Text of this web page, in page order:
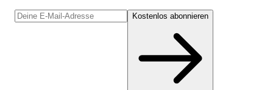
Kostenlos abonnieren